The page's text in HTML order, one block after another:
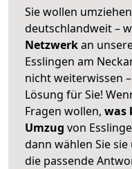
Sie wollen
deutschlandweit –
Netzwerkan
Esslingen am
nicht weiterwissen
Lösung für Sie!
Fragen wollen, was
Umzug von
dann wählen Sie
die passende